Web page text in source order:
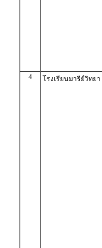
4 โรงเรียนมารีย์วิทย